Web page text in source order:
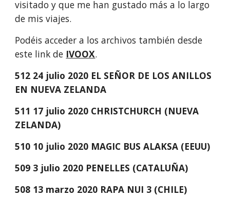
visitado y que me han gustado más a lo largo
de mis viajes.
Podéis acceder a los archivos también desde
este link de IVOOX.
512 24 julio 2020 EL SEÑOR DE LOS ANILLOS
EN NUEVA ZELANDA
511 17 julio 2020 CHRISTCHURCH (NUEVA
ZELANDA)
510 10 julio 2020 MAGIC BUS ALAKSA (EEUU)
509 3 julio 2020 PENELLES (CATALUÑA)
508 13 marzo 2020 RAPA NUI 3 (CHILE)